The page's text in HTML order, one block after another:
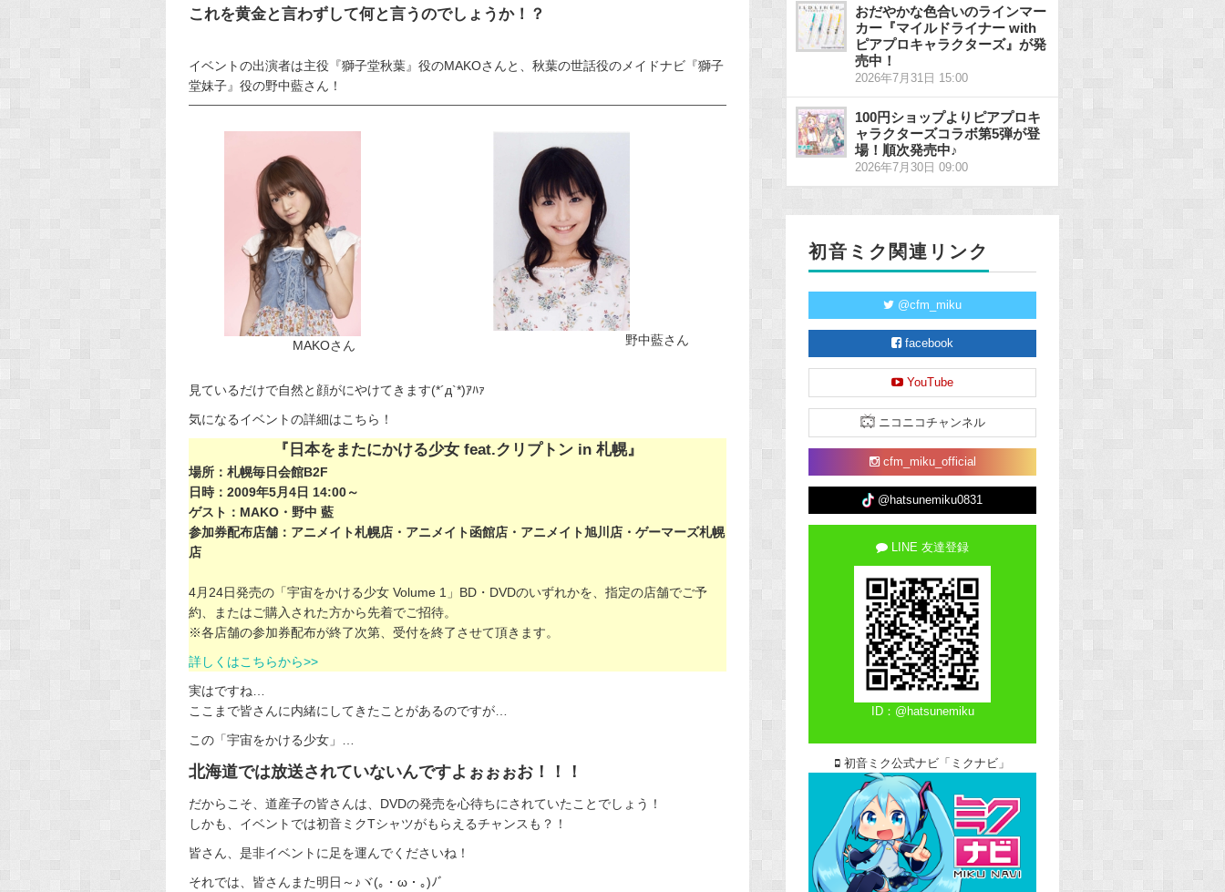
これを黄金と言わずして何と言うのでしょうか！？
イベントの出演者は主役『獅子堂秋葉』役のMAKOさんと、秋葉の世話役のメイドナビ『獅子
堂妹子』役の野中藍さん！
MAKOさん 野中藍さん
見ているだけで自然と顔がにやけてきます(*´д`*)ｱﾊｧ
気になるイベントの詳細はこちら！
『日本をまたにかける少女 feat.クリプトン in 札幌』
場所：札幌毎日会館B2F
日時：2009年5月4日 14:00～
ゲスト：MAKO・野中 藍
参加券配布店舗：アニメイト札幌店・アニメイト函館店・アニメイト旭川店・ゲーマーズ札幌
店
4月24日発売の「宇宙をかける少女 Volume 1」BD・DVDのいずれかを、指定の店舗でご予
約、またはご購入された方から先着でご招待。
※各店舗の参加券配布が終了次第、受付を終了させて頂きます。
詳しくはこちらから>>
実はですね…
ここまで皆さんに内緒にしてきたことがあるのですが…
この「宇宙をかける少女」…
北海道では放送されていないんですよぉぉぉお！！！
だからこそ、道産子の皆さんは、DVDの発売を心待ちにされていたことでしょう！
しかも、イベントでは初音ミクTシャツがもらえるチャンスも？！
皆さん、是非イベントに足を運んでくださいね！
それでは、皆さんまた明日～♪ヾ(｡・ω・｡)ﾉﾞ
おだやかな色合いのラインマー
カー『マイルドライナー with
ピアプロキャラクターズ』が発
売中！
2026年7月31日 15:00
100円ショップよりピアプロキ
ャラクターズコラボ第5弾が登
場！順次発売中♪
2026年7月30日 09:00
初音ミク関連リンク
@cfm_miku
facebook
YouTube
ニコニコチャンネル
cfm_miku_official
@hatsunemiku0831
LINE 友達登録
ID：@hatsunemiku
初音ミク公式ナビ「ミクナビ」